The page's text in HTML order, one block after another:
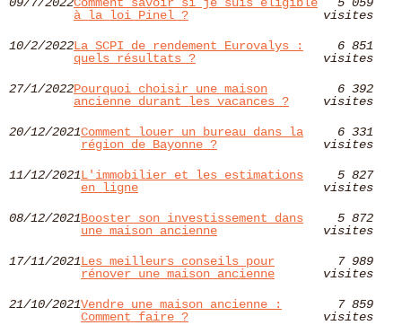
à la loi Pinel ?
visites
10/2/2022La SCPI de rendement Eurovalys :
quels résultats ?
6 851
visites
27/1/2022Pourquoi choisir une maison
ancienne durant les vacances ?
6 392
visites
20/12/2021Comment louer un bureau dans la
région de Bayonne ?
6 331
visites
11/12/2021L'immobilier et les estimations
en ligne
5 827
visites
08/12/2021Booster son investissement dans
une maison ancienne
5 872
visites
17/11/2021Les meilleurs conseils pour
rénover une maison ancienne
7 989
visites
21/10/2021Vendre une maison ancienne :
Comment faire ?
7 859
visites